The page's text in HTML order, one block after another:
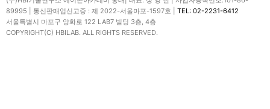
89995 | 통신판매업신고증 : 제 2022-서울마포-1597호 | TEL: 02-2231-6412
서울특별시 마포구 양화로 122 LAB7 빌딩 3층, 4층
COPYRIGHT(C) HBILAB. ALL RIGHTS RESERVED.